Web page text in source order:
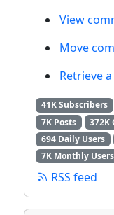
View
Move
Retrieve
41K Subscribers
7K Posts
372K
694 Daily Users
7K Monthly Users
RSS feed